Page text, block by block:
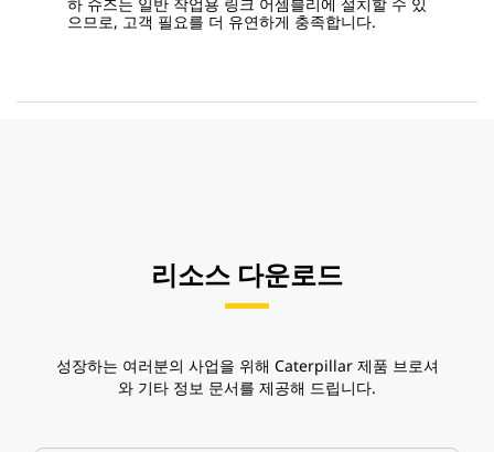
으므로, 고객 필요를 더 유연하게 충족합니다.
리소스 다운로드
성장하는 여러분의 사업을 위해 Caterpillar 제품 브로셔
와 기타 정보 문서를 제공해 드립니다.